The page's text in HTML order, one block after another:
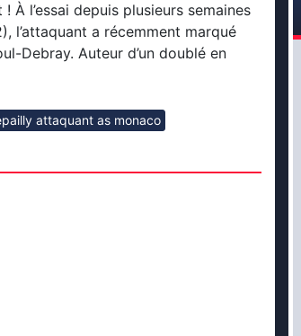
À l’essai depuis plusieurs semaines
l’attaquant a récemment marqué
Debray. Auteur d’un doublé en
attaquant as monaco